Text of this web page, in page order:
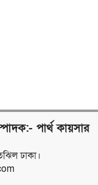
পার্থ কায়সার
ঢাকা।